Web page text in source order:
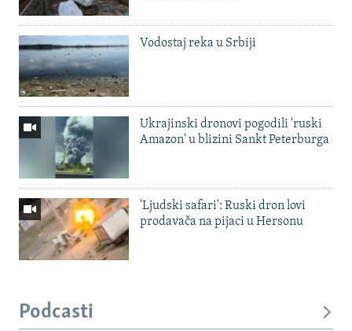
Vodostaj reka u Srbiji
Ukrajinski dronovi pogodili 'ruski
Amazon' u blizini Sankt Peterburga
'Ljudski safari': Ruski dron lovi
prodavača na pijaci u Hersonu
Podcasti